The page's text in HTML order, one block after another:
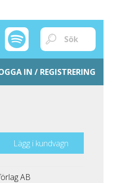
IN / REGISTRERING
Lägg i kundvagn
AB